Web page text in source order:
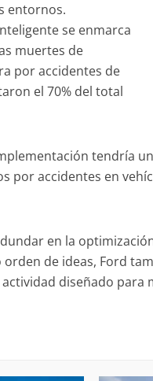
entornos.
se enmarca
muertes de
por accidentes de
el 70% del total
tendría
por accidentes en
en la
de ideas, Ford
diseñado